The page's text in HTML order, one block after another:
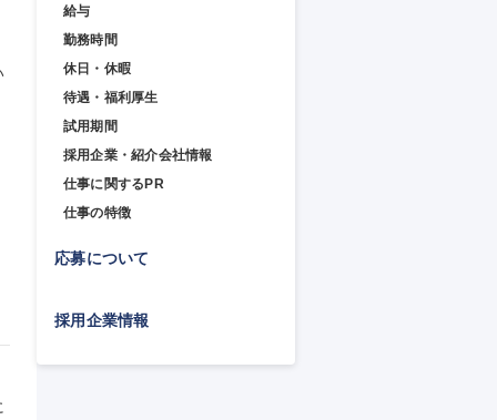
給与
勤務時間
休日・休暇
待遇・福利厚生
試用期間
採用企業・紹介会社情報
仕事に関するPR
仕事の特徴
応募について
採用企業情報